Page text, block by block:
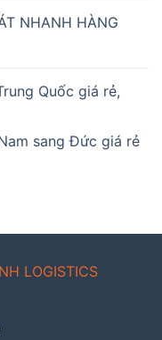
NHANH HÀNG
Quốc giá rẻ,
sang Đức giá rẻ
LOGISTICS